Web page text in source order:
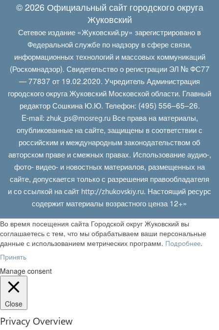
© 2026 Официальный сайт городского округа
Жуковский
Сетевое издание «Жуковский.ру» зарегистрировано в
Федеральной службе по надзору в сфере связи,
информационных технологий и массовых коммуникаций
(Роскомнадзор). Свидетельство о регистрации ЭЛ № ФС77
— 77837 от 19.02.2020. Учредитель Администрация
городского округа Жуковский Московской области. Главный
редактор Сошкина Ю.Ю. Телефон: (495) 556–65–26.
E‑mail: zhuk_ps@mosreg.ruВсе права на материалы,
опубликованные на сайте, защищены в соответствии с
российским и международным законодательством об
авторском праве и смежных правах. Использование аудио-,
фото- видео- и новостных материалов, размещенных на
сайте, допускается только с разрешения правообладателя
и со ссылкой на сайт http://zhukovskiy.ru. Настоящий ресурс
содержит материалы возрастного ценза 12+»
Во время посещения сайта Городской округ Жуковский вы
соглашаетесь с тем, что мы обрабатываем ваши персональные
данные с использованием метрических программ. Подробнее.
Принять
Manage consent
Close
Privacy Overview